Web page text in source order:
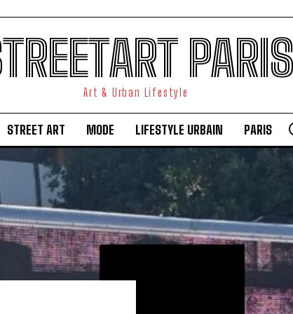
PARIS
Art & Urban Lifestyle
STREET ART MODE LIFESTYLE URBAIN PARIS